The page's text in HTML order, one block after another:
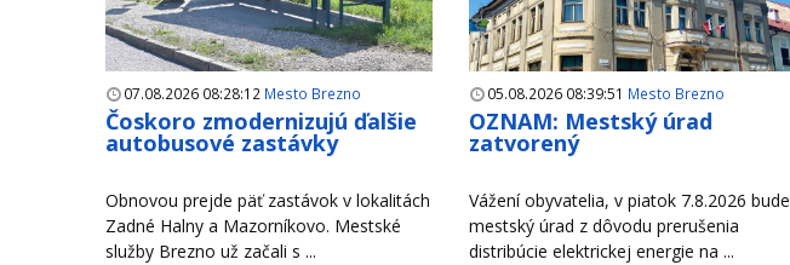
07.08.2026 08:28:12 Mesto Brezno
Čoskoro zmodernizujú ďalšie
autobusové zastávky
Obnovou prejde päť zastávok v lokalitách
Zadné Halny a Mazorníkovo. Mestské
služby Brezno už začali s ...
05.08.2026 08:39:51 Mesto Brezno
OZNAM: Mestský úrad
zatvorený
Vážení obyvatelia, v piatok 7.8.2026 bude
mestský úrad z dôvodu prerušenia
distribúcie elektrickej energie na ...